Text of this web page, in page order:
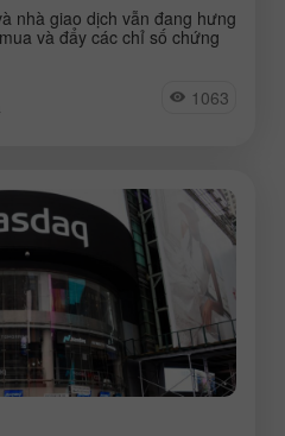
nhà giao dịch vẫn đang hưng
và đẩy các chỉ số chứng
1063